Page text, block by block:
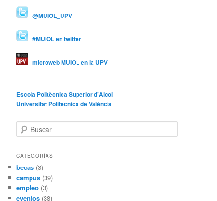
@MUIOL_UPV
#MUIOL en twitter
microweb MUIOL en la UPV
Escola Politècnica Superior d'Alcoi
Universitat Politècnica de València
u
c
r
CATEGORÍAS
becas (3)
campus (39)
empleo (3)
eventos (38)